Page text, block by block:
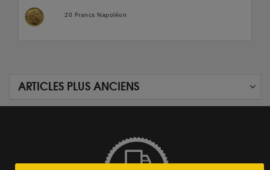
20 Francs Napoléon
ARTICLES PLUS ANCIENS